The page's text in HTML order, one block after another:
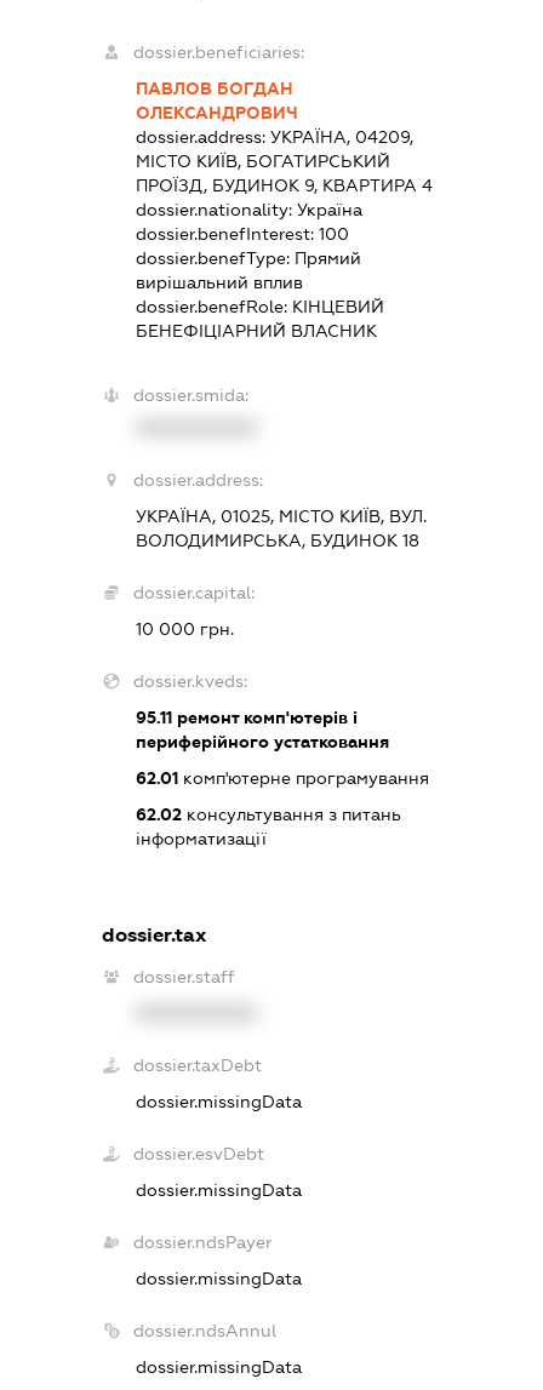
dossier.beneficiaries:
ПАВЛОВ БОГДАН
ОЛЕКСАНДРОВИЧ
dossier.address:УКРАЇНА, 04209,
МІСТО КИЇВ, БОГАТИРСЬКИЙ
ПРОЇЗД, БУДИНОК 9, КВАРТИРА 4
dossier.nationality:Україна
dossier.benefInterest:100
dossier.benefType: Прямий
вирішальний вплив
dossier.benefRole: КІНЦЕВИЙ
БЕНЕФІЦІАРНИЙ ВЛАСНИК
dossier.smida:
dossier.address:
УКРАЇНА, 01025, МІСТО КИЇВ, ВУЛ.
ВОЛОДИМИРСЬКА, БУДИНОК 18
dossier.capital:
10 000 грн.
dossier.kveds:
95.11 ремонт комп'ютерів і
периферійного устатковання
62.01 комп'ютерне програмування
62.02 консультування з питань
інформатизації
dossier.tax
dossier.staff
dossier.taxDebt
dossier.missingData
dossier.esvDebt
dossier.missingData
dossier.ndsPayer
dossier.missingData
dossier.ndsAnnul
dossier.missingData